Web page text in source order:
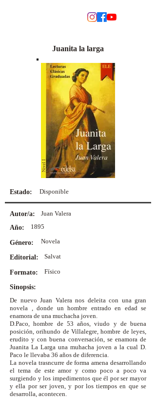
Juanita la larga
Estado: Disponible
Autor/a:
Juan Valera
Año:
1895
Género: Novela
Salvat
Editorial:
Formato: Físico
Sinopsis:
De nuevo Juan Valera nos deleita con una gran
novela , donde un hombre entrado en edad se
enamora de una muchacha joven.
D.Paco, hombre de 53 años, viudo y de buena
posición, orihundo de Villalegre, hombre de leyes,
erudito y con buena conversación, se enamora de
Juanita La Larga una muhacha joven a la cual D.
Paco le llevaba 36 años de diferencia.
La novela trasncurre de forma amena desarrollando
el tema de este amor y como poco a poco va
surgiendo y los impedimentos que él por ser mayor
y ella por ser joven, y por los tiempos en que se
desarrolla, acontecen.